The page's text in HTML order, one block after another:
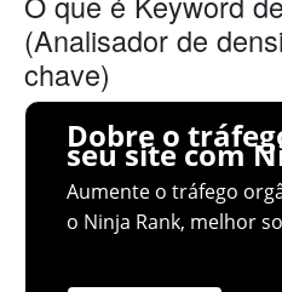
(Analisador de
chave)
Dobre o
seu site com
Aumente o tráfego
o Ninja Rank, melhor